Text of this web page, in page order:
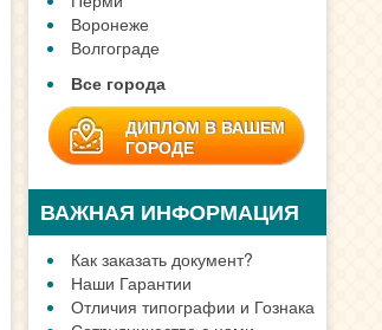
Воронеже
Волгограде
Все города
ДИПЛОМ В ВАШЕМ
ГОРОДЕ
ВАЖНАЯ ИНФОРМАЦИЯ
Как заказать документ?
Наши Гарантии
Отличия типографии и Гознака